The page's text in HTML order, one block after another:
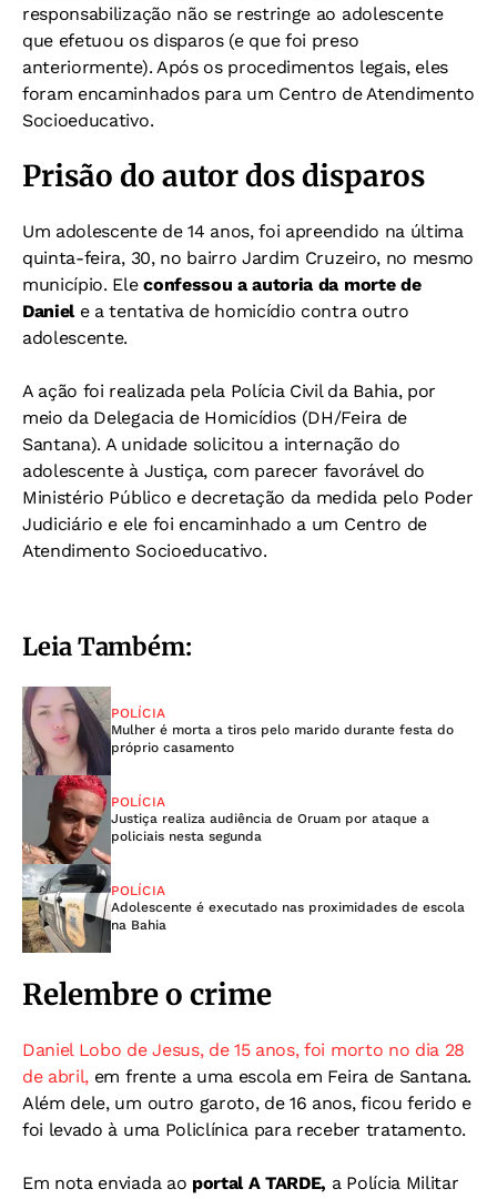
responsabilização não se restringe ao adolescente
que efetuou os disparos (e que foi preso
anteriormente). Após os procedimentos legais, eles
foram encaminhados para um Centro de Atendimento
Socioeducativo.
Prisão do autor dos disparos
Um adolescente de 14 anos, foi apreendido na última
quinta-feira, 30, no bairro Jardim Cruzeiro, no mesmo
município. Eleconfessou a autoria da morte de
Daniele a tentativa de homicídio contra outro
adolescente.
A ação foi realizada pela Polícia Civil da Bahia, por
meio da Delegacia de Homicídios (DH/Feira de
Santana). A unidade solicitou a internação do
adolescente à Justiça, com parecer favorável do
Ministério Público e decretação da medida pelo Poder
Judiciário e ele foi encaminhado a um Centro de
Atendimento Socioeducativo.
Leia Também:
POLÍCIA
Mulher é morta a tiros pelo marido durante festa do
próprio casamento
POLÍCIA
Justiça realiza audiência de Oruam por ataque a
policiais nesta segunda
POLÍCIA
Adolescente é executado nas proximidades de escola
na Bahia
Relembre o crime
Daniel Lobo de Jesus, de 15 anos, foi morto no dia 28
de abril, em frente a uma escola em Feira de Santana.
Além dele, um outro garoto, de 16 anos, ficou ferido e
foi levado à uma Policlínica para receber tratamento.
Em nota enviada ao portal A TARDE, a Polícia Militar